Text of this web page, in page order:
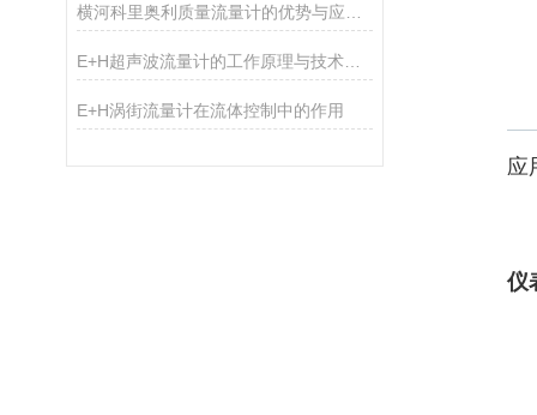
E+H超声波流量计的工作原理与技术优势概述
E+H涡街流量计在流体控制中的作用
应
仪